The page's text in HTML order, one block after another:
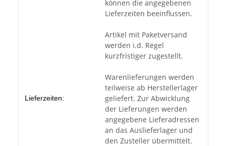
Lieferzeiten:
können die angegebenen
Lieferzeiten beeinflussen.
Artikel mit Paketversand
werden i.d. Regel
kurzfristiger zugestellt.
Warenlieferungen werden
teilweise ab Herstellerlager
geliefert. Zur Abwicklung
der Lieferungen werden
angegebene Lieferadressen
an das Auslieferlager und
den Zusteller übermittelt.